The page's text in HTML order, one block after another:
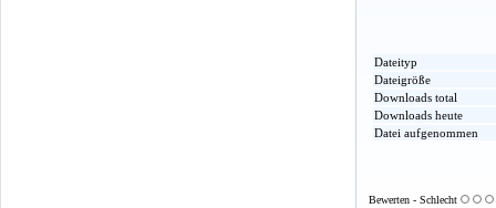
Dateityp
Dateigröße
Downloads total
Downloads heute
Datei aufgenommen
Bewerten - Schlecht